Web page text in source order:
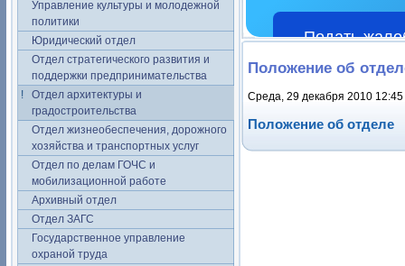
Управление культуры и молодежной
политики
Юридический отдел
Отдел стратегического развития и
поддержки предпринимательства
Отдел архитектуры и
градостроительства
Отдел жизнеобеспечения, дорожного
хозяйства и транспортных услуг
Отдел по делам ГОЧС и
мобилизационной работе
Архивный отдел
Отдел ЗАГС
Государственное управление
охраной труда
Подать
Положение об
Среда, 29 декабря 2010 12:45
Положение об отделе